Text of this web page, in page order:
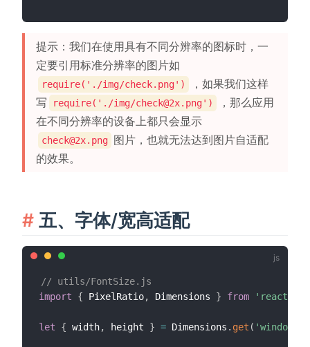
提示：我们在使用具有不同分辨率的图标时，一
定要引用标准分辨率的图片如
require('./img/check.png')
，如果我们这样
写
require('./img/check@2x.png')
，那么应用
在不同分辨率的设备上都只会显示
check@2x.png 图片，也就无法达到图片自适配
的效果。
五、字体/宽高适配
// utils/FontSize.js
import
{ PixelRatio, Dimensions } from 'react-
let { width, height } = Dimensions . get ( 'window'